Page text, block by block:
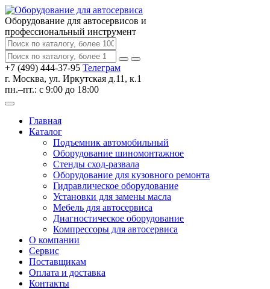
Оборудование для автосервисов и
профессиональный инструмент
+7 (499) 444-37-95 Телеграм
г. Москва, ул. Иркутская д.11, к.1
пн.–пт.: с 9:00 до 18:00
Главная
Каталог
Подъемник автомобильный
Оборудование шиномонтажное
Стенды сход-развала
Оборудование для кузовного ремонта
Гидравлическое оборудование
Установки для замены масла
Мебель для автосервиса
Диагностическое оборудование
Компрессоры для автосервиса
О компании
Сервис
Поставщикам
Оплата и доставка
Контакты